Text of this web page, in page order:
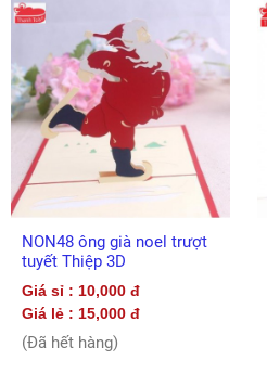
NON48 ông già noel trượt
tuyết Thiệp 3D
Giá sỉ : 10,000 đ
Giá lẻ : 15,000 đ
(Đã hết hàng)